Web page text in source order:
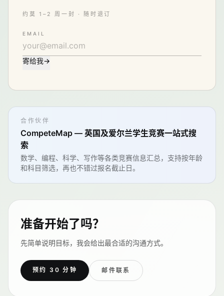
约莫 1–2 周一封 · 随时退订
EMAIL
寄给我→
合作伙伴
CompeteMap — 英国及爱尔兰学生竞赛一站式搜
索
数学、编程、科学、写作等各类竞赛信息汇总，支持按年龄
和科目筛选，再也不错过报名截止日。
准备开始了吗？
先简单说明目标，我会给出最合适的沟通方式。
预约 30 分钟 邮件联系